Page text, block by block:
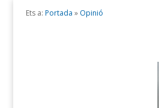
Ets a: Portada » Opinió